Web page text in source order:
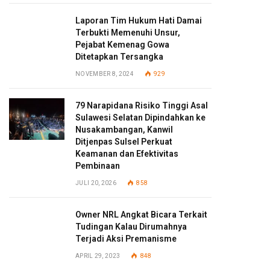
Laporan Tim Hukum Hati Damai
Terbukti Memenuhi Unsur,
Pejabat Kemenag Gowa
Ditetapkan Tersangka
NOVEMBER 8, 2024 929
79 Narapidana Risiko Tinggi Asal
Sulawesi Selatan Dipindahkan ke
Nusakambangan, Kanwil
Ditjenpas Sulsel Perkuat
Keamanan dan Efektivitas
Pembinaan
JULI 20, 2026 858
Owner NRL Angkat Bicara Terkait
Tudingan Kalau Dirumahnya
Terjadi Aksi Premanisme
APRIL 29, 2023 848